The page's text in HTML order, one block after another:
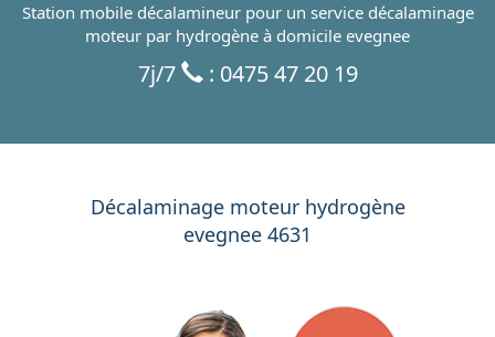
Station mobile décalamineur pour un service décalaminage
moteur par hydrogène à domicile evegnee
7j/7 : 0475 47 20 19
Décalaminage moteur hydrogène
evegnee 4631